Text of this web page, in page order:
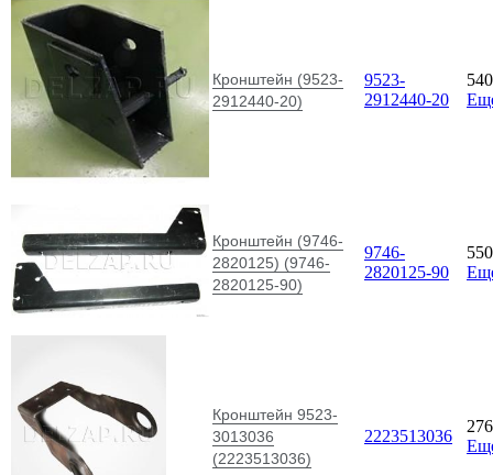
Кронштейн (9523-
2912440-20)
9523-
2912440-20
Кронштейн (9746-
2820125) (9746-
2820125-90)
9746-
2820125-90
Кронштейн 9523-
3013036
(2223513036)
2223513036